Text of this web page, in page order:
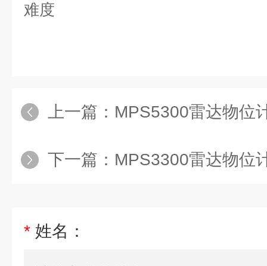
难度
上一篇： MPS5300雷达物位
下一篇： MPS3300雷达物位
* 姓名：